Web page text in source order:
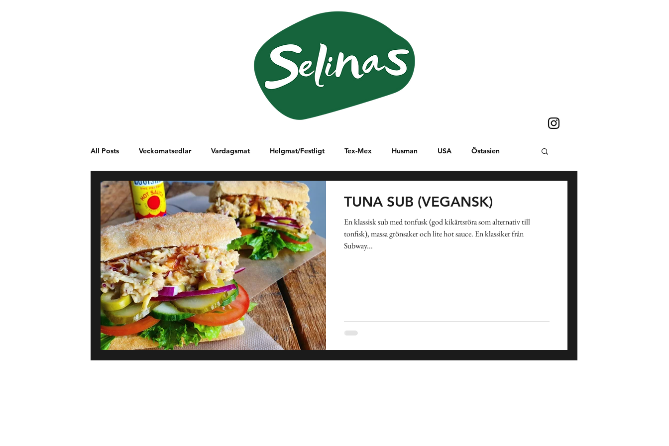
All Posts Veckomatsedlar Vardagsmat Helgmat/Festligt Tex-Mex Husman USA Östasien
Västafrika Spanien Mellanöstern Ungern
Karibien Frankrike Grekland Pasta Sallad Gryta Soppa Frukost
Bröd, bakverk & dessert Pannkakor Indien Spanien
TUNA SUB (VEGANSK)
En klassisk sub med tonfusk (god kikärtsröra som alternativ till
tonfisk), massa grönsaker och lite hot sauce. En klassiker från
Subway...